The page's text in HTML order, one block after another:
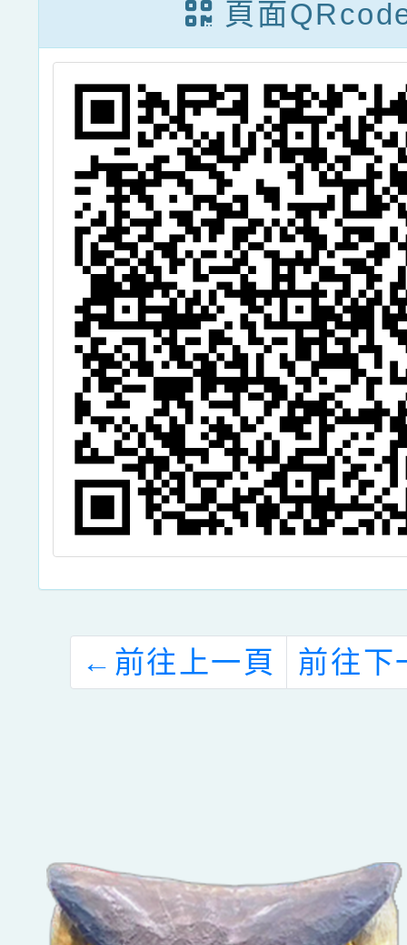
出日期表1份，
請查照。
兒少
練課
份，
頁面
← 前往上一頁 前往下